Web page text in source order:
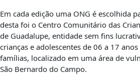
Em cada edição uma ONG é escolhida
desta foi o Centro Comunitário das
de Guadalupe, entidade sem fins
crianças e adolescentes de 06 a 17
famílias, localizado em uma área de
São Bernardo do Campo.